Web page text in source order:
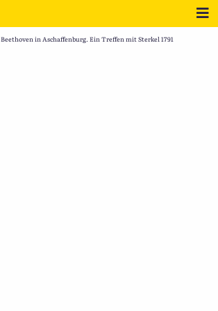
Beethoven in Aschaffenburg. Ein Treffen mit Sterkel 1791